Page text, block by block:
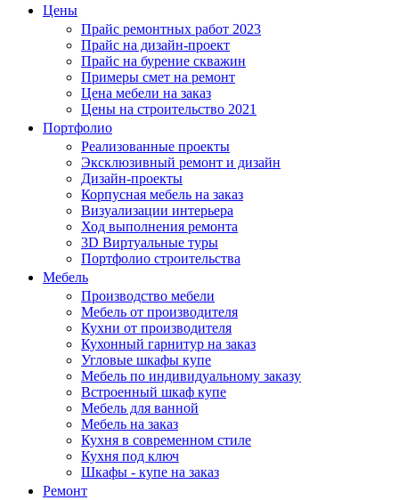
Цены
Прайс ремонтных работ 2023
Прайс на дизайн-проект
Прайс на бурение скважин
Примеры смет на ремонт
Цена мебели на заказ
Цены на строительство 2021
Портфолио
Реализованные проекты
Эксклюзивный ремонт и дизайн
Дизайн-проекты
Корпусная мебель на заказ
Визуализации интерьера
Ход выполнения ремонта
3D Виртуальные туры
Портфолио строительства
Мебель
Производство мебели
Мебель от производителя
Кухни от производителя
Кухонный гарнитур на заказ
Угловые шкафы купе
Мебель по индивидуальному заказу
Встроенный шкаф купе
Мебель для ванной
Мебель на заказ
Кухня в современном стиле
Кухня под ключ
Шкафы - купе на заказ
Ремонт